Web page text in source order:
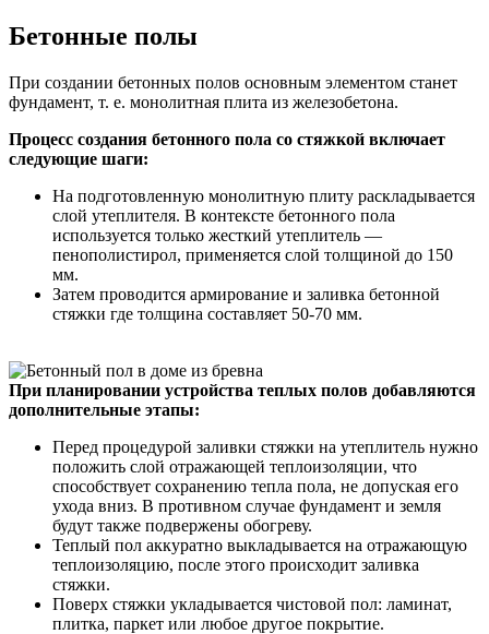
Бетонные полы
При создании бетонных полов основным элементом станет
фундамент, т. е. монолитная плита из железобетона.
Процесс создания бетонного пола со стяжкой включает
следующие шаги:
На подготовленную монолитную плиту раскладывается
слой утеплителя. В контексте бетонного пола
используется только жесткий утеплитель —
пенополистирол, применяется слой толщиной до 150
мм.
Затем проводится армирование и заливка бетонной
стяжки где толщина составляет 50-70 мм.
При планировании устройства теплых полов добавляются
дополнительные этапы:
Перед процедурой заливки стяжки на утеплитель нужно
положить слой отражающей теплоизоляции, что
способствует сохранению тепла пола, не допуская его
ухода вниз. В противном случае фундамент и земля
будут также подвержены обогреву.
Теплый пол аккуратно выкладывается на отражающую
теплоизоляцию, после этого происходит заливка
стяжки.
Поверх стяжки укладывается чистовой пол: ламинат,
плитка, паркет или любое другое покрытие.